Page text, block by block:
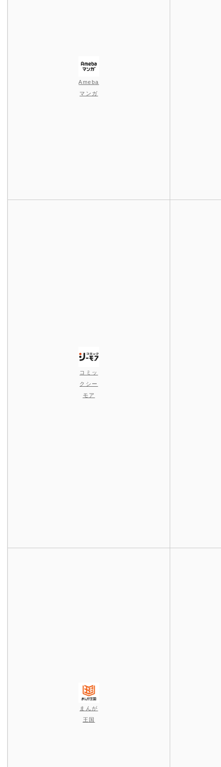
Ameba
マンガ
コミッ
クシー
モア
まんが
王国